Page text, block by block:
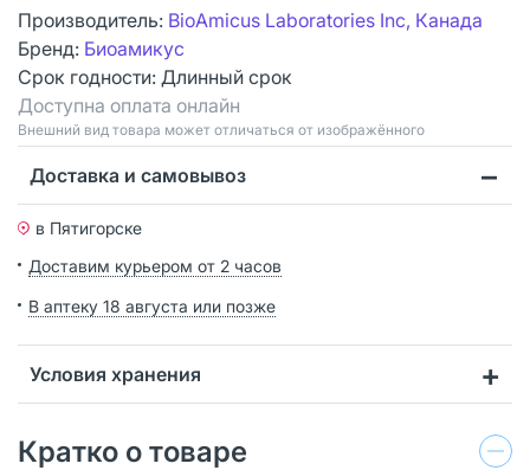
Производитель: BioAmicus Laboratories Inc, Канада
Бренд: Биоамикус
Срок годности: Длинный срок
Доступна оплата онлайн
Bнешний вид товара может отличаться от изображённого
Доставка и самовывоз
в Пятигорске
Доставим курьером от 2 часов
В аптеку 18 августа или позже
Условия хранения
Кратко о товаре